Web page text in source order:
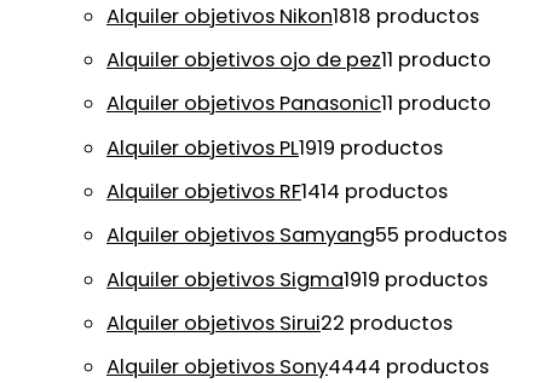
Alquiler objetivos Nikon1818 productos
Alquiler objetivos ojo de pez11 producto
Alquiler objetivos Panasonic11 producto
Alquiler objetivos PL1919 productos
Alquiler objetivos RF1414 productos
Alquiler objetivos Samyang55 productos
Alquiler objetivos Sigma1919 productos
Alquiler objetivos Sirui22 productos
Alquiler objetivos Sony4444 productos